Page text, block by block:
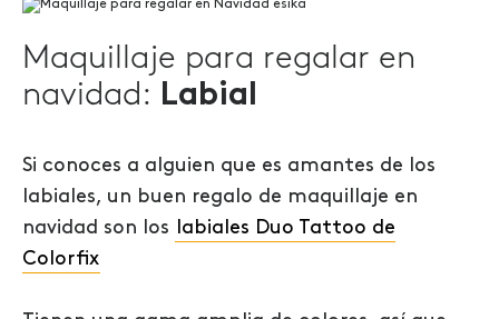
Maquillaje para regalar en
navidad: Labial
Si conoces a alguien que es amantes de los
labiales, un buen regalo de maquillaje en
navidad son los labiales Duo Tattoo de
Colorfix